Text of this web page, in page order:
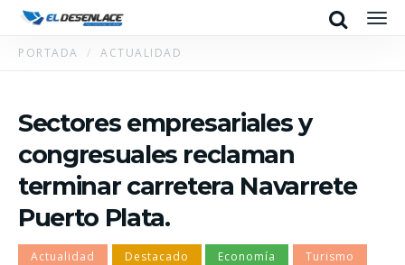
Search
PORTADA ACTUALIDAD
Sectores empresariales y
congresuales reclaman
terminar carretera Navarrete
Puerto Plata.
Actualidad Destacado Economía Turismo